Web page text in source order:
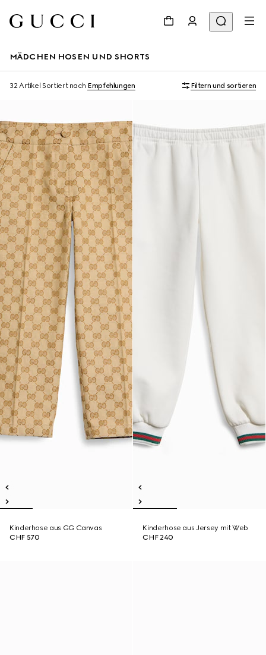
MÄDCHEN HOSEN UND SHORTS
32 Artikel Sortiert nach Empfehlungen Filtern und sortieren
Kinderhose aus GG Canvas
CHF 570
Kinderhose aus Jersey mit Web
CHF 240